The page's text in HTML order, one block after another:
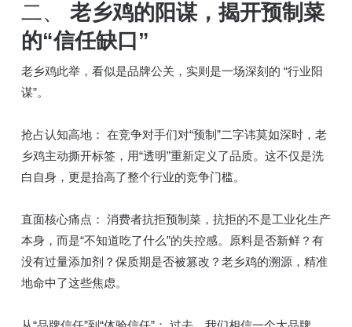
二、 老乡鸡的阳谋，揭开预制菜
的“信任缺口”
老乡鸡此举，看似是品牌公关，实则是一场深刻的 “行业阳
谋”。
抢占认知高地： 在竞争对手们对“预制”二字讳莫如深时，老
乡鸡主动撕开标签，用“透明”重新定义了品质。这不仅是洗
白自身，更是抬高了整个行业的竞争门槛。
直面核心痛点： 消费者抗拒预制菜，抗拒的不是工业化生产
本身，而是“不知道吃了什么”的失控感。原料是否新鲜？有
没有过量添加剂？保质期是否被篡改？老乡鸡的溯源，精准
地命中了这些焦虑。